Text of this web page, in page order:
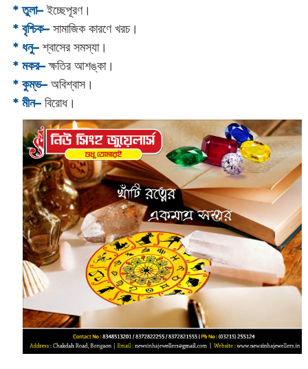
* তুলা–ইচ্ছেপূরণ।
* বৃশ্চিক–সামাজিক কারণে খরচ।
* ধনু–শ্বাসের সমস্যা।
* মকর–ক্ষতির আশঙ্কা।‌
* কুম্ভ–অবিশ্বাস।
* মীন–বিরোধ।